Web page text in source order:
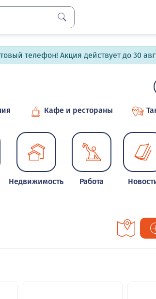
телефон! Акция действует до 30
Кафе и рестораны
Недвижимость Работа